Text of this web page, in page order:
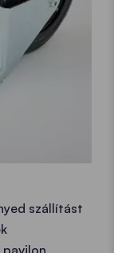
szállítást